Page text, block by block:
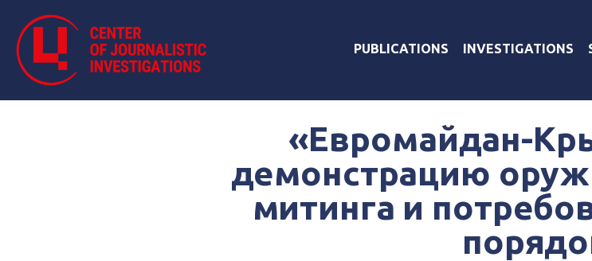
PUBLICATIONS INVESTIGATIONS
«Евромайдан-
демонстрацию
митинга и